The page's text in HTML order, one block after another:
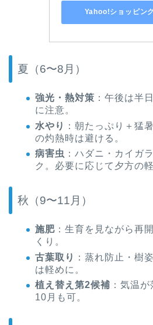
Yahoo!ショッピン
夏（6〜8月）
強光・熱対策 ：午後は半
に注意。
水やり
：朝たっぷり＋猛
の灼熱時は避ける。
病害虫 ：ハダニ・カイガ
ク。必要に応じて夕方の
秋（9〜11月）
施肥 ：生育を見ながら再
くり。
古葉取り
：蒸れ防止・樹
は軽めに。
植え替え第2候補 ：気温
10月も可。